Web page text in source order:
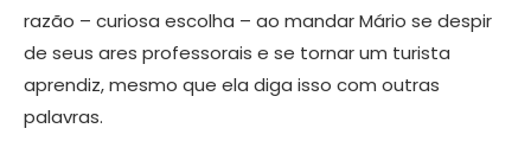
razão – curiosa escolha – ao mandar Mário se despir
de seus ares professorais e se tornar um turista
aprendiz, mesmo que ela diga isso com outras
palavras.